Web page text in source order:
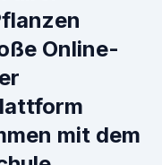
Online-
mit dem